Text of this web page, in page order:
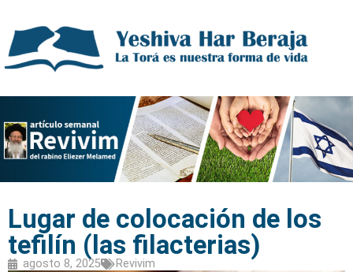
Lugar de colocación de los
tefilín (las filacterias)
agosto 8, 2025 Revivim